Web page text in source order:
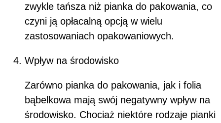
zwykle tańsza niż pianka do pakowania, co
czyni ją opłacalną opcją w wielu
zastosowaniach opakowaniowych.
Wpływ na środowisko
Zarówno pianka do pakowania, jak i folia
bąbelkowa mają swój negatywny wpływ na
środowisko. Chociaż niektóre rodzaje pianki